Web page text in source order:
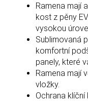
Ramena mají
kost z pěny
vysokou
Sublimovaná
komfortní
panely, které
Ramena mají
vložky.
Ochrana